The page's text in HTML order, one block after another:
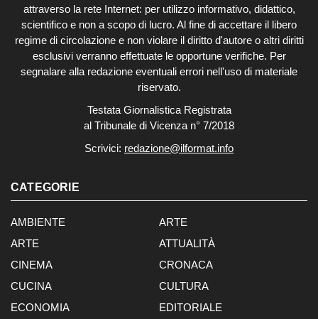
attraverso la rete Internet: per utilizzo informativo, didattico,
scientifico e non a scopo di lucro. Al fine di accettare il libero
regime di circolazione e non violare il diritto d'autore o altri diritti
esclusivi verranno effettuate le opportune verifiche. Per
segnalare alla redazione eventuali errori nell'uso di materiale
riservato.
Testata Giornalistica Registrata
al Tribunale di Vicenza n° 7/2018
Scrivici: redazione@ilformat.info
CATEGORIE
AMBIENTE
ARTE
ARTE
ATTUALITÀ
CINEMA
CRONACA
CUCINA
CULTURA
ECONOMIA
EDITORIALE